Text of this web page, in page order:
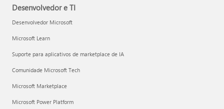
Desenvolvedor e TI
Desenvolvedor Microsoft
Microsoft Learn
Suporte para aplicativos de marketplace de IA
Comunidade Microsoft Tech
Microsoft Marketplace
Microsoft Power Platform